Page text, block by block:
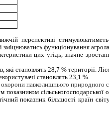
перспективі
зміцнюватись функціонування
цих угідь, значне
становлять 28,7 % території.
становлять 23,1 %.
охорони навколишнього природного
сільськогосподарської
показник більшості країн